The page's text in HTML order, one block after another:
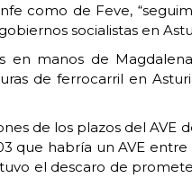
como de Feve,
socialistas en
manos de
de ferrocarril en
de los plazos del
habría un AVE
el descaro de